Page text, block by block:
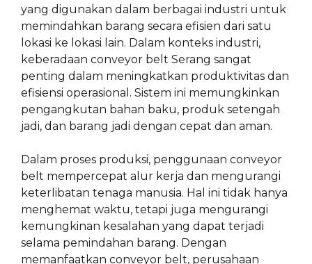
yang digunakan dalam berbagai industri untuk
memindahkan barang secara efisien dari satu
lokasi ke lokasi lain. Dalam konteks industri,
keberadaan conveyor belt Serang sangat
penting dalam meningkatkan produktivitas dan
efisiensi operasional. Sistem ini memungkinkan
pengangkutan bahan baku, produk setengah
jadi, dan barang jadi dengan cepat dan aman.
Dalam proses produksi, penggunaan conveyor
belt mempercepat alur kerja dan mengurangi
keterlibatan tenaga manusia. Hal ini tidak hanya
menghemat waktu, tetapi juga mengurangi
kemungkinan kesalahan yang dapat terjadi
selama pemindahan barang. Dengan
memanfaatkan conveyor belt, perusahaan